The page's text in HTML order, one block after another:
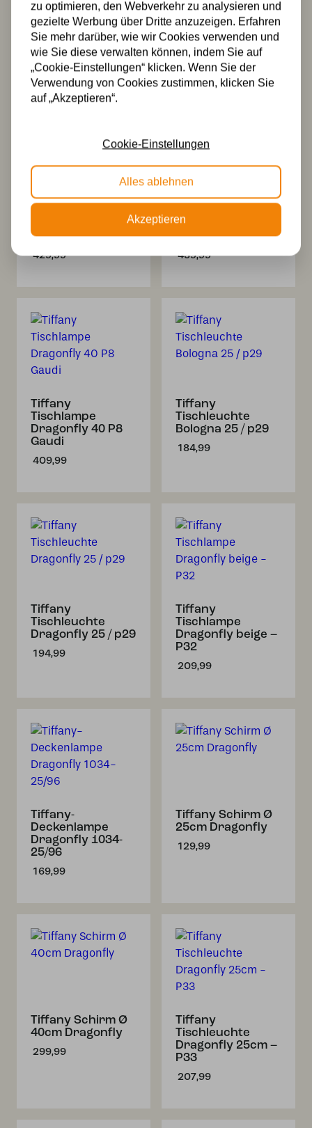
Stehleuchte
Dragonfly 55cm
De Luxe
699,99
Stehleuchte
Dragonfly 55 –
Straight
559,99
Tiffany
Deckenlampe
80
429,99
Tiffany
55cm Dragonfly
Flow
439,99
Tiffany
Tischlampe
Dragonfly 40 P8
Gaudi
409,99
Tiffany
Tischleuchte
Bologna 25 / p29
184,99
Tiffany
Tischleuchte
Dragonfly 25 / p29
194,99
Tiffany
Tischlampe
Dragonfly beige –
P32
209,99
Tiffany-
Deckenlampe
Dragonfly 1034-
25/96
169,99
Tiffany Schirm Ø
25cm Dragonfly
129,99
Tiffany Schirm Ø
40cm Dragonfly
299,99
Tiffany
Tischleuchte
Dragonfly 25cm –
P33
207,99
zu optimieren, den Webverkehr zu analysieren und
gezielte Werbung über Dritte anzuzeigen. Erfahren
Sie mehr darüber, wie wir Cookies verwenden und
wie Sie diese verwalten können, indem Sie auf
„Cookie-Einstellungen“ klicken. Wenn Sie der
Verwendung von Cookies zustimmen, klicken Sie
auf „Akzeptieren“.
Cookie-Einstellungen
Alles ablehnen
Akzeptieren